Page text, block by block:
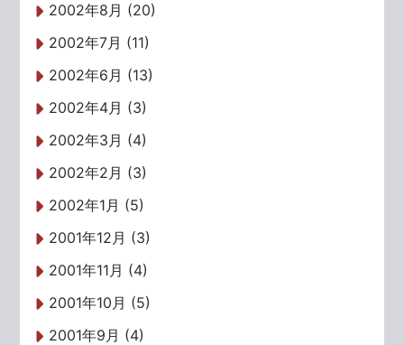
2002年8月 (20)
2002年7月 (11)
2002年6月 (13)
2002年4月 (3)
2002年3月 (4)
2002年2月 (3)
2002年1月 (5)
2001年12月 (3)
2001年11月 (4)
2001年10月 (5)
2001年9月 (4)